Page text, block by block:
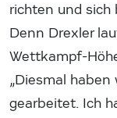
richten und sich
Denn Drexler
Wettkampf-
„Diesmal haben
gearbeitet. Ich